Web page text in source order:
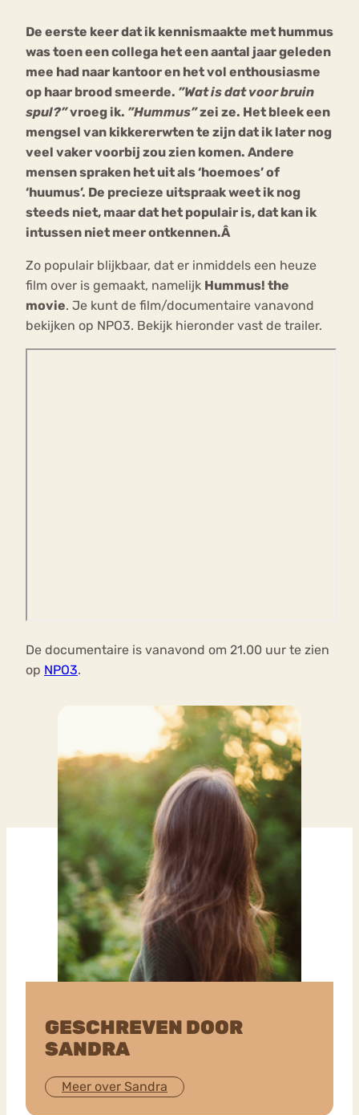
De eerste keer dat ik kennismaakte met hummus
was toen een collega het een aantal jaar geleden
mee had naar kantoor en het vol enthousiasme
op haar brood smeerde. ”Wat is dat voor bruin
spul?”vroeg ik. ”Hummus”zei ze. Het bleek een
mengsel van kikkererwten te zijn dat ik later nog
veel vaker voorbij zou zien komen. Andere
mensen spraken het uit als ‘hoemoes’ of
‘huumus’. De precieze uitspraak weet ik nog
steeds niet, maar dat het populair is, dat kan ik
intussen niet meer ontkennen.Â
Zo populair blijkbaar, dat er inmiddels een heuze
film over is gemaakt, namelijk Hummus! the
movie. Je kunt de film/documentaire vanavond
bekijken op NPO3. Bekijk hieronder vast de trailer.
De documentaire is vanavond om 21.00 uur te zien
op NPO3.
GESCHREVEN DOOR
SANDRA
Meer over Sandra
Chat
Forum
Bouli
mia
Nerv
osa
Eetstoornis Anorexia Nervosa
Eetbuien Piekeren Sport
Trauma
Orthorexia
Afvallen Angst